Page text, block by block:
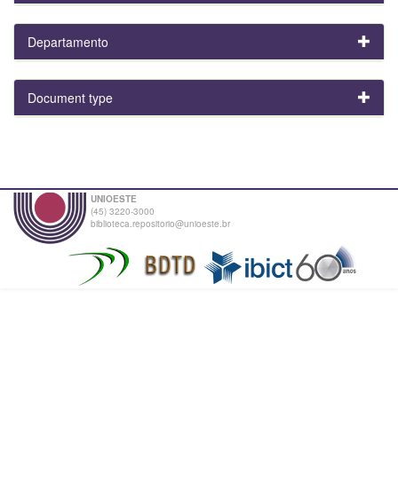
Departamento
Document type
UNIOESTE
(45) 3220-3000
biblioteca.repositorio@unioeste.br